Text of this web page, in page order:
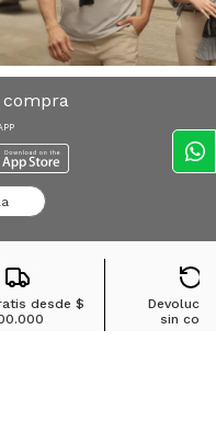
compra
desde$
sin